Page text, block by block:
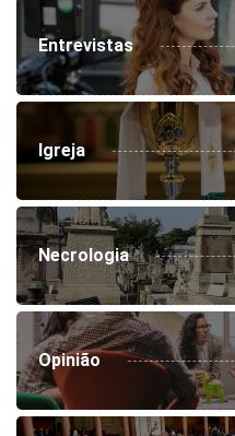
Entrevistas
Igreja
Necrologia
Opinião